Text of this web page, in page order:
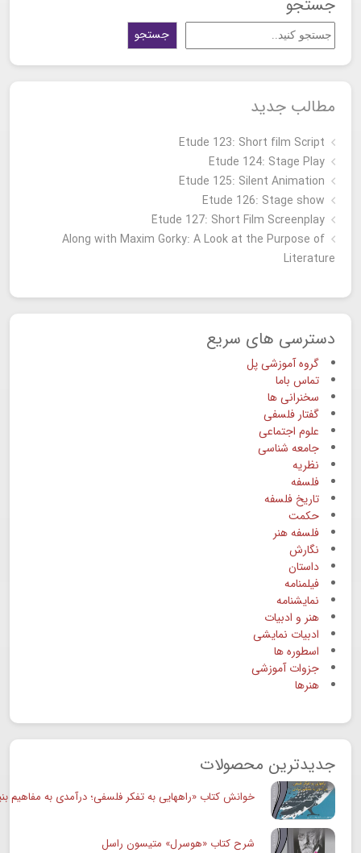
جستجو
جستجو
مطالب جدید
Etude 123: Short film Script
Etude 124: Stage Play
Etude 125: Silent Animation
Etude 126: Stage show
Étude 127: Short Film Screenplay
Along with Maxim Gorky: A Look at the Purpose of
Literature
دسترسی های سریع
گروه آموزشی پل
تماس باما
سخنرانی ها
گفتار فلسفی
علوم اجتماعی
جامعه شناسی
نظریه
فلسفه
تاریخ فلسفه
حکمت
فلسفه هنر
نگارش
داستان
فیلمنامه
نمایشنامه
هنر و ادبیات
ادبیات نمایشی
اسطوره ها
جزوات آموزشی
هنرها
جدیدترین محصولات
خوانش کتاب «راههایی به تفکر فلسفی؛ درآمدی به مفاهیم
شرح کتاب «هوسرل» متیسون راسل